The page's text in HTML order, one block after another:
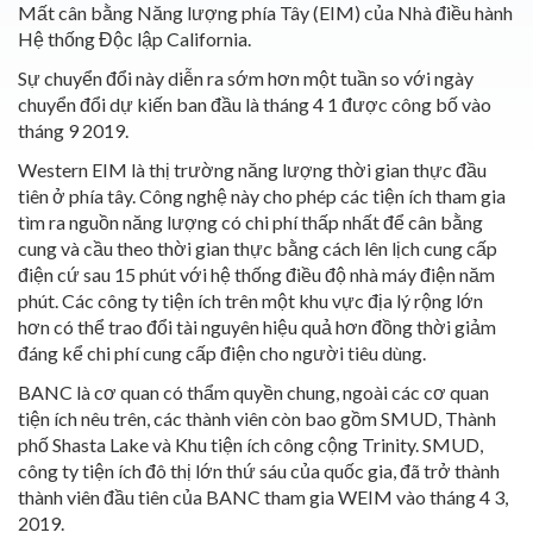
Mất cân bằng Năng lượng phía Tây (EIM) của Nhà điều hành
Hệ thống Độc lập California.
Sự chuyển đổi này diễn ra sớm hơn một tuần so với ngày
chuyển đổi dự kiến ban đầu là tháng 4 1 được công bố vào
tháng 9 2019.
Western EIM là thị trường năng lượng thời gian thực đầu
tiên ở phía tây. Công nghệ này cho phép các tiện ích tham gia
tìm ra nguồn năng lượng có chi phí thấp nhất để cân bằng
cung và cầu theo thời gian thực bằng cách lên lịch cung cấp
điện cứ sau 15 phút với hệ thống điều độ nhà máy điện năm
phút. Các công ty tiện ích trên một khu vực địa lý rộng lớn
hơn có thể trao đổi tài nguyên hiệu quả hơn đồng thời giảm
đáng kể chi phí cung cấp điện cho người tiêu dùng.
BANC là cơ quan có thẩm quyền chung, ngoài các cơ quan
tiện ích nêu trên, các thành viên còn bao gồm SMUD, Thành
phố Shasta Lake và Khu tiện ích công cộng Trinity. SMUD,
công ty tiện ích đô thị lớn thứ sáu của quốc gia, đã trở thành
thành viên đầu tiên của BANC tham gia WEIM vào tháng 4 3,
2019.